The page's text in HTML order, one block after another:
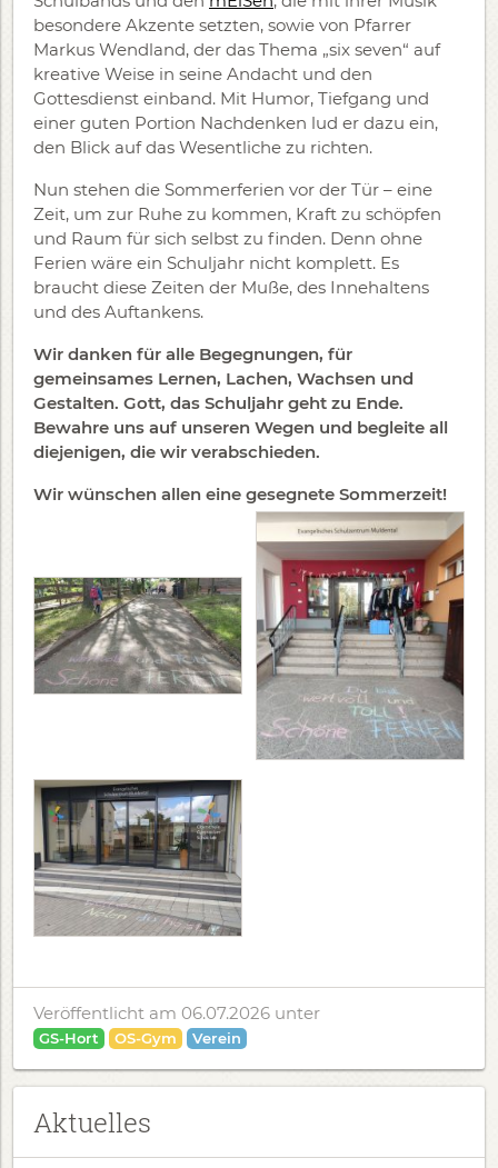
besondere Akzente setzten, sowie von Pfarrer
Markus Wendland, der das Thema „six seven“ auf
kreative Weise in seine Andacht und den
Gottesdienst einband. Mit Humor, Tiefgang und
einer guten Portion Nachdenken lud er dazu ein,
den Blick auf das Wesentliche zu richten.
Nun stehen die Sommerferien vor der Tür – eine
Zeit, um zur Ruhe zu kommen, Kraft zu schöpfen
und Raum für sich selbst zu finden. Denn ohne
Ferien wäre ein Schuljahr nicht komplett. Es
braucht diese Zeiten der Muße, des Innehaltens
und des Auftankens.
Wir danken für alle Begegnungen, für
gemeinsames Lernen, Lachen, Wachsen und
Gestalten. Gott, das Schuljahr geht zu Ende.
Bewahre uns auf unseren Wegen und begleite all
diejenigen, die wir verabschieden.
Wir wünschen allen eine gesegnete Sommerzeit!
Veröffentlicht am 06.07.2026 unter
GS-Hort OS-Gym Verein
Aktuelles